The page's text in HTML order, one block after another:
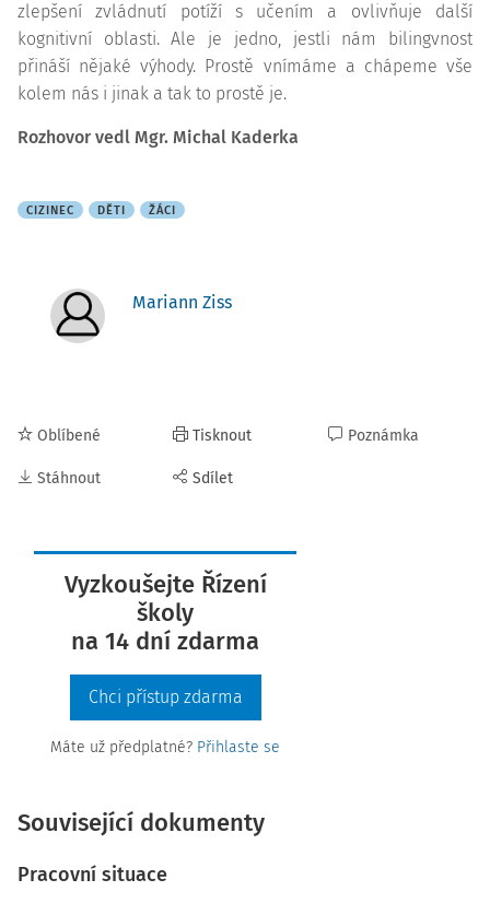
zlepšení zvládnutí potíží s učením a ovlivňuje další
kognitivní oblasti. Ale je jedno, jestli nám bilingvnost
přináší nějaké výhody. Prostě vnímáme a chápeme vše
kolem nás i jinak a tak to prostě je.
Rozhovor vedl Mgr. Michal Kaderka
CIZINEC DĚTI ŽÁCI
Mariann Ziss
Oblíbené
Stáhnout
Tisknout
Sdílet
Poznámka
Vyzkoušejte Řízení
školy
na 14 dní zdarma
Chci přístup zdarma
Máte už předplatné? Přihlaste se
Související dokumenty
Pracovní situace